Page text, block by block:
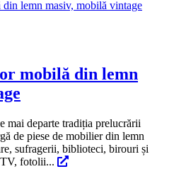
mobilă din lemn
mai departe tradiția prelucrării
de piese de mobilier din lemn
sufragerii, biblioteci, birouri și
TV, fotolii...